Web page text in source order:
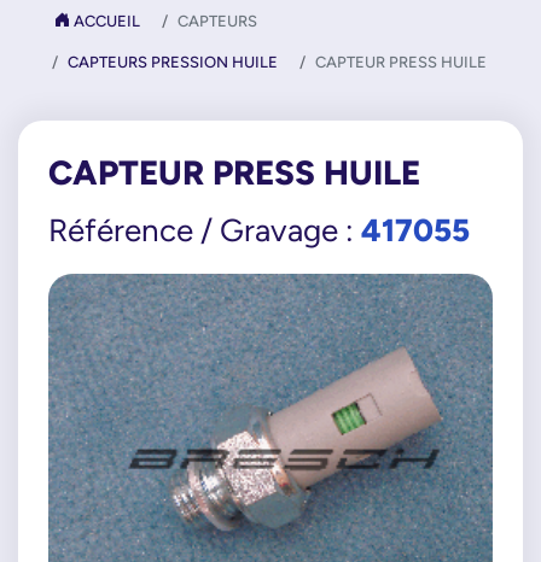
ACCUEIL CAPTEURS
CAPTEURS PRESSION HUILE CAPTEUR PRESS HUILE
CAPTEUR PRESS HUILE
Référence / Gravage : 417055